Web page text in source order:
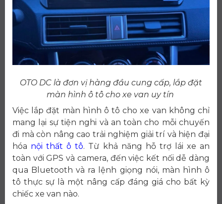
OTO DC là đơn vị hàng đầu cung cấp, lắp đặt
màn hình ô tô cho xe van uy tín
Việc lắp đặt màn hình ô tô cho xe van không chỉ
mang lại sự tiện nghi và an toàn cho mỗi chuyến
đi mà còn nâng cao trải nghiệm giải trí và hiện đại
hóa nội thất ô tô. Từ khả năng hỗ trợ lái xe an
toàn với GPS và camera, đến việc kết nối dễ dàng
qua Bluetooth và ra lệnh giọng nói, màn hình ô
tô thực sự là một nâng cấp đáng giá cho bất kỳ
chiếc xe van nào.